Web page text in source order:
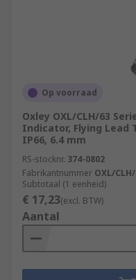
Op voorraad
Oxley OXL/CLH/63
Indicator, Flying Lead
IP66, 6.4 mm
RS-stocknr. 374-0802
Fabrikantnummer OXL/
Subtotaal (1 eenheid)
€ 17,23(excl. BTW)
Aantal